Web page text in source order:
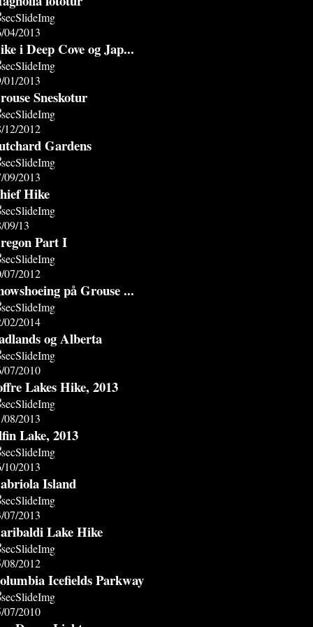
04/2013
i Deep Cove og Jap...
01/2013
Sneskotur
12/2012
Gardens
09/2013
Hike
09/13
Part I
07/2012
på Grouse ...
02/2014
og Alberta
07/2010
Lakes Hike, 2013
08/2013
Lake, 2013
10/2013
Island
07/2013
Lake Hike
08/2012
Icefields Parkway
07/2010